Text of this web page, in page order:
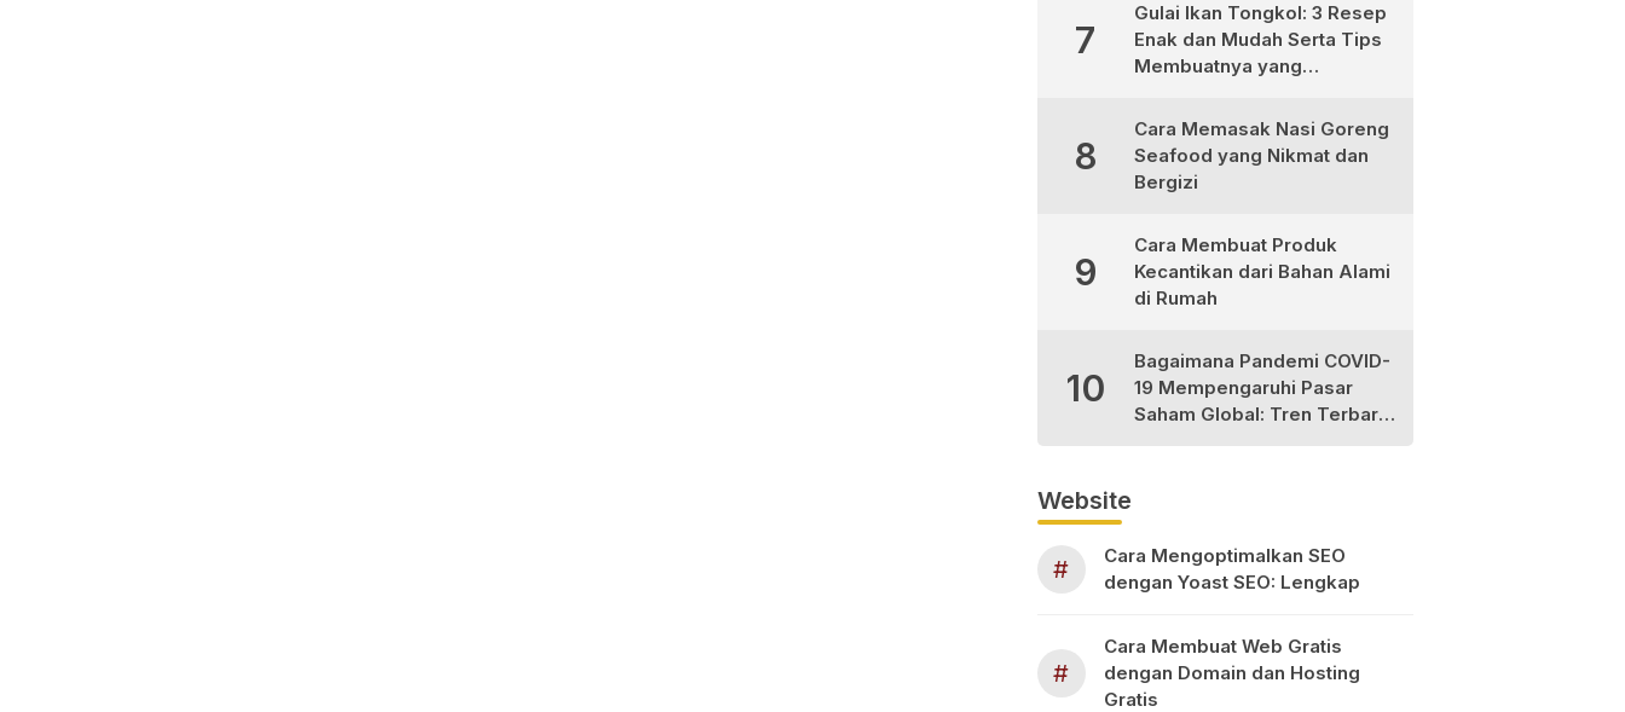
7
Gulai Ikan Tongkol: 3 Resep
Enak dan Mudah Serta Tips
Membuatnya yang
8
Cara Memasak Nasi Goreng
Seafood yang Nikmat dan
Bergizi
9
Cara Membuat Produk
Kecantikan dari Bahan Alami
di Rumah
10
Bagaimana Pandemi COVID-
19 Mempengaruhi Pasar
Saham Global: Tren Terbaru
Website
#
Cara Mengoptimalkan SEO
dengan Yoast SEO: Lengkap
#
Cara Membuat Web Gratis
dengan Domain dan Hosting
Gratis